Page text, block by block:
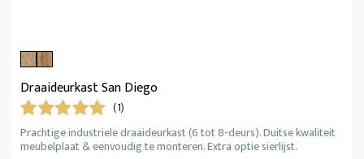
Draaideurkast San Diego
(1)
Prachtige industriele draaideurkast (6 tot 8-deurs). Duitse kwaliteit
meubelplaat & eenvoudig te monteren. Extra optie sierlijst.